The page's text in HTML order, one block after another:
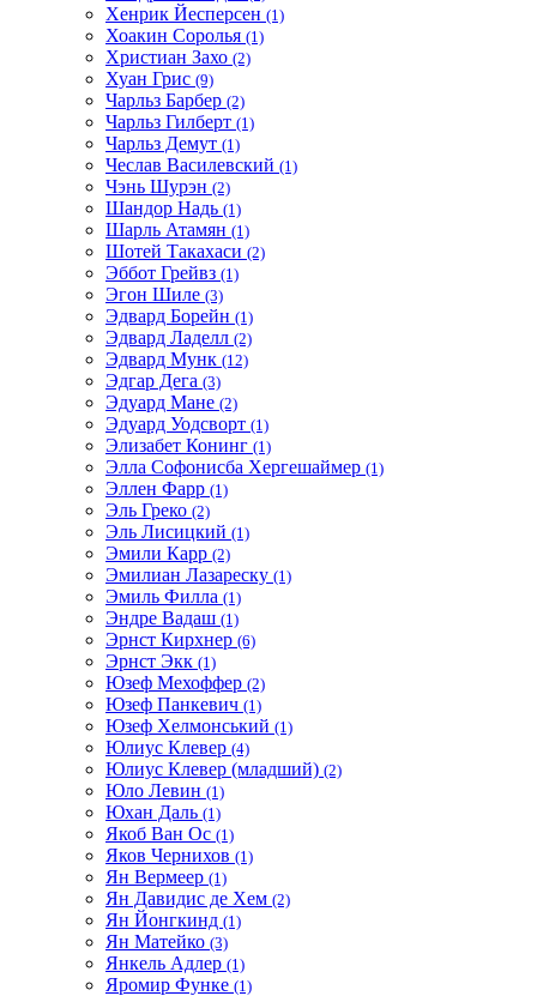
Хенрик Йесперсен (1)
Хоакин Соролья (1)
Христиан Захо (2)
Хуан Грис (9)
Чарльз Барбер (2)
Чарльз Гилберт (1)
Чарльз Демут (1)
Чеслав Василевский (1)
Чэнь Шурэн (2)
Шандор Надь (1)
Шарль Атамян (1)
Шотей Такахаси (2)
Эббот Грейвз (1)
Эгон Шиле (3)
Эдвард Борейн (1)
Эдвард Ладелл (2)
Эдвард Мунк (12)
Эдгар Дега (3)
Эдуард Мане (2)
Эдуард Уодсворт (1)
Элизабет Конинг (1)
Элла Софонисба Хергешаймер (1)
Эллен Фарр (1)
Эль Греко (2)
Эль Лисицкий (1)
Эмили Карр (2)
Эмилиан Лазареску (1)
Эмиль Филла (1)
Эндре Вадаш (1)
Эрнст Кирхнер (6)
Эрнст Экк (1)
Юзеф Мехоффер (2)
Юзеф Панкевич (1)
Юзеф Хелмонський (1)
Юлиус Клевер (4)
Юлиус Клевер (младший) (2)
Юло Левин (1)
Юхан Даль (1)
Якоб Ван Ос (1)
Яков Чернихов (1)
Ян Вермеер (1)
Ян Давидис де Хем (2)
Ян Йонгкинд (1)
Ян Матейко (3)
Янкель Адлер (1)
Яромир Функе (1)